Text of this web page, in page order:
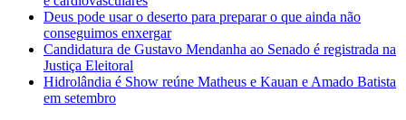
Deus pode usar o deserto para preparar o que ainda não
conseguimos enxergar
Candidatura de Gustavo Mendanha ao Senado é registrada na
Justiça Eleitoral
Hidrolândia é Show reúne Matheus e Kauan e Amado Batista
em setembro